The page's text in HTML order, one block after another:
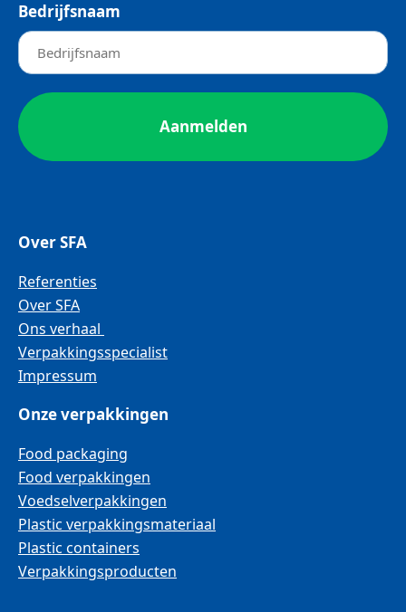
Bedrijfsnaam
Over SFA
Referenties
Over SFA
Ons verhaal
Verpakkingsspecialist
Impressum
Onze verpakkingen
Food packaging
Food verpakkingen
Voedselverpakkingen
Plastic verpakkingsmateriaal
Plastic containers
Verpakkingsproducten